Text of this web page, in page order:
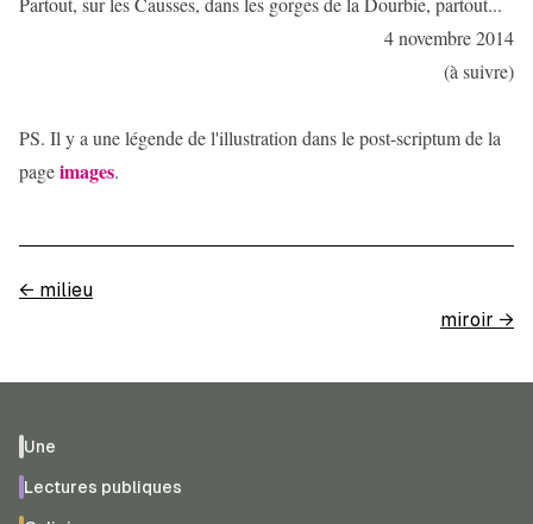
4 novembre 2014
(à suivre)
PS. Il y a une légende de l'illustration dans le post-scriptum de la
pageimages.
← milieu
miroir →
Une
Lectures publiques